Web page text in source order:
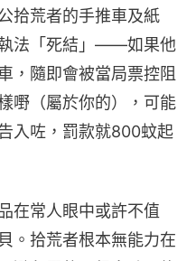
拾荒者的手推車及紙
法「死結」——如果他
，隨即會被當局票控阻
嘢（屬於你的），可能
入咗，罰款就800蚊起
在常人眼中或許不值
。拾荒者根本無能力在